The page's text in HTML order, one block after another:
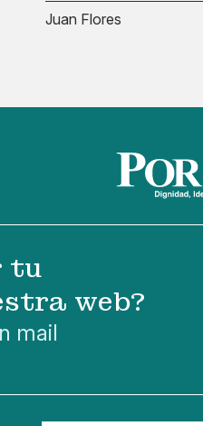
Juan Flores
tu
web?
mail